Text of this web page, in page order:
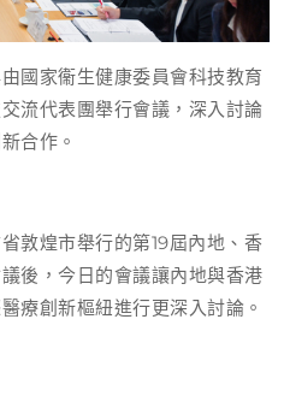
國家衞生健康委員會科技教育
流代表團舉行會議，深入討論
合作。
敦煌市舉行的第19屆內地、香
後，今日的會議讓內地與香港
療創新樞紐進行更深入討論。